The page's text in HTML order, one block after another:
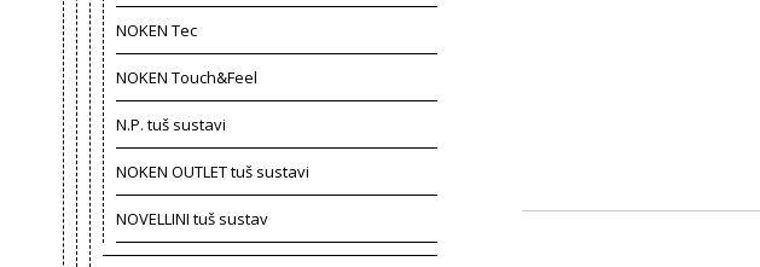
NOKEN Tec
NOKEN Touch&Feel
N.P. tuš sustavi
NOKEN OUTLET tuš sustavi
NOVELLINI tuš sustav